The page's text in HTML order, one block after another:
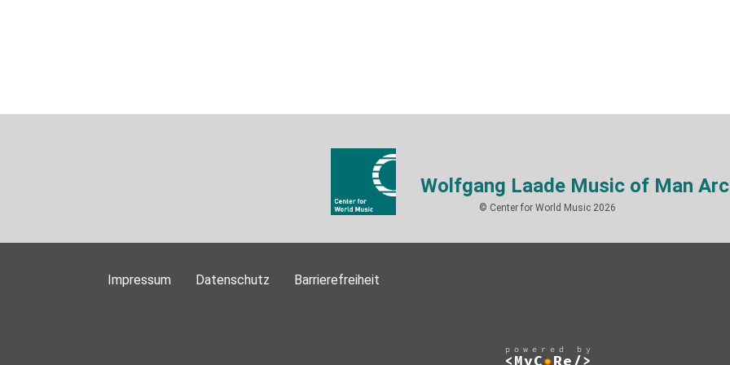
Wolfgang Laade Music of Man
© Center for World Music 2026
Impressum Datenschutz Barrierefreiheit